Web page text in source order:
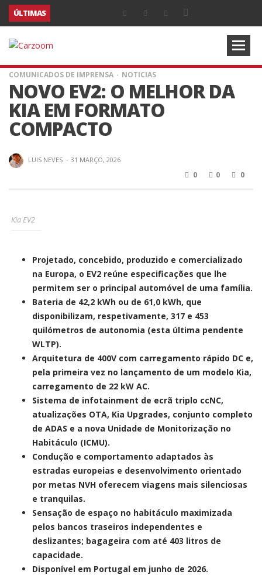
ÚLTIMAS
COMUNICADOS DE IMPRENSA NOTICIAS
NOVO EV2: O MELHOR DA
KIA EM FORMATO
COMPACTO
LUIS NEVES · 31 MARÇO, 2026
0 0 0
Kia EV2
Projetado, concebido, produzido e comercializado
na Europa, o EV2 reúne especificações que lhe
permitem ser o principal automóvel de uma família.
Bateria de 42,2 kWh ou de 61,0 kWh, que
disponibilizam, respetivamente, 317 e 453
quilómetros de autonomia (esta última pendente
WLTP).
Arquitetura de 400V com carregamento rápido DC e,
pela primeira vez no lançamento de um modelo Kia,
carregamento de 22 kW AC.
Sistema de infotainment de ecrã triplo ccNC,
atualizações OTA, Kia Upgrades, conjunto completo
de ADAS e a nova Unidade de Monitorização no
Habitáculo (ICMU).
Condução e comportamento adaptados às
estradas europeias e desenvolvimento orientado
por metas NVH oferecem viagens mais silenciosas
e tranquilas.
Sensação de espaço no habitáculo maximizada
pelos bancos traseiros independentes e
deslizantes; bagageira com até 403 litros de
capacidade.
Disponível em Portugal em junho de 2026.